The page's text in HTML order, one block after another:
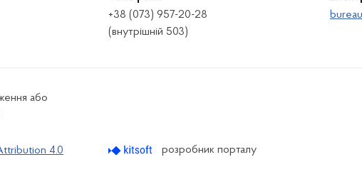
+38 (073) 957-20-28
(внутрішній 503)
або
4.0
розробник порталу